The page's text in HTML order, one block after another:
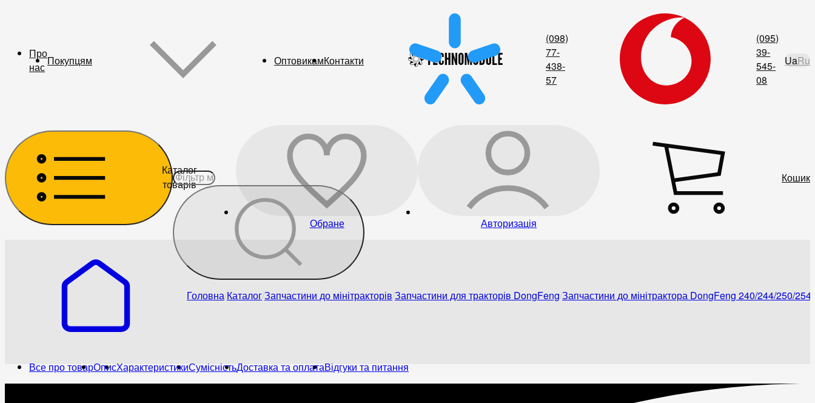
Про
нас Покупцям ОптовикамКонтакти
(098)
77-
438-
57
(095)
39-
545-
08
UaRu
Каталог
товарів
Обране Авторизація
Кошик
Головна КаталогЗапчастини до мінітракторів Запчастини для тракторів DongFeng Запчастини до мінітрактора DongFeng 240/244/250/254
Все про товарОписХарактеристикиСумісністьДоставка та оплатаВідгуки та питання